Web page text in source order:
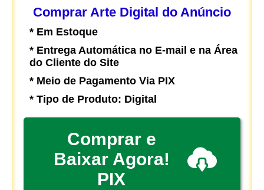
Comprar Arte Digital do Anúncio
* Em Estoque
* Entrega Automática no E-mail e na Área
do Cliente do Site
* Meio de Pagamento Via PIX
* Tipo de Produto: Digital
Comprar e
Baixar Agora!
PIX